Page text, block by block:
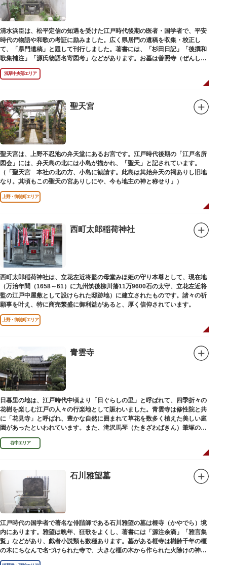
清水浜臣は、松平定信の知遇を受けた江戸時代後期の医者・国学者で、平安
時代の物語や和歌の考証に励みました。広く県居門の遺稿を収集・校正し
て、「県門遺稿」と題して刊行しました。著書には、「杉田日記」「後撰和
歌集補注」「源氏物語名寄図考」などがあります。お墓は善照寺（ぜんしょ
うじ）境内にあります。
浅草中央部エリア
聖天宮
聖天宮は、上野不忍池の弁天堂にあるお宮です。江戸時代後期の「江戸名所
図会」には、弁天島の北には小島が描かれ、「聖天」と記されています。
（「聖天宮 本社の北の方、小島に勧請す。此島は其始弁天の祠ありし旧地
なり。其頃もこの聖天の宮ありしにや、今も地主の神と称せり」）
上野・御徒町エリア
西町太郎稲荷神社
西町太郎稲荷神社は、立花左近将監の母堂みほ姫の守り本尊として、現在地
（万治年間（1658～61）に九州筑後柳川藩11万9600石の太守、立花左近将
監の江戸中屋敷として設けられた邸跡地）に建立されたものです。諸々の祈
願事を叶え、特に商売繁盛に御利益があると、厚く信仰されています。
上野・御徒町エリア
青雲寺
日暮里の地は、江戸時代中頃より「日ぐらしの里」と呼ばれて、四季折々の
花樹を楽しむ江戸の人々の行楽地として賑わいました。青雲寺は修性院と共
に「花見寺」と呼ばれ、豊かな自然に囲まれて草花を数多く植えた美しい庭
園があったといわれています。また、滝沢馬琴（たきざわばきん）筆塚の碑
があります。
谷中エリア
石川雅望墓
江戸時代の国学者で著名な俳諧師である石川雅望の墓は榧寺（かやでら）境
内にあります。雅望は晩年、狂歌をよくし、著書には「源注余滴」「雅言集
覧」などがあり、戯者小説類も数種あります。墓がある榧寺は樹齢千年の榧
の木にちなんで名づけられた寺で、大きな榧の木から作られた火除けの神、
秋葉権現で知られています。